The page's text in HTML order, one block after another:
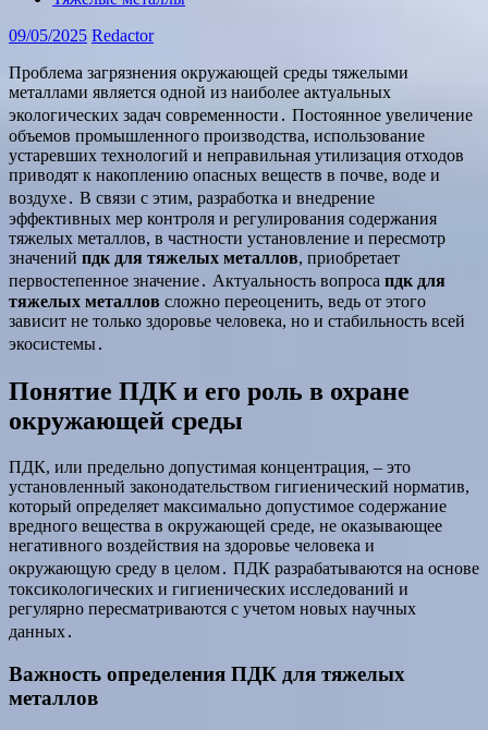
09/05/2025 Redactor
Проблема загрязнения окружающей среды тяжелыми
металлами является одной из наиболее актуальных
экологических задач современности․ Постоянное увеличение
объемов промышленного производства, использование
устаревших технологий и неправильная утилизация отходов
приводят к накоплению опасных веществ в почве, воде и
воздухе․ В связи с этим, разработка и внедрение
эффективных мер контроля и регулирования содержания
тяжелых металлов, в частности установление и пересмотр
значений пдк для тяжелых металлов, приобретает
первостепенное значение․ Актуальность вопроса пдк для
тяжелых металлов сложно переоценить, ведь от этого
зависит не только здоровье человека, но и стабильность всей
экосистемы․
Понятие ПДК и его роль в охране
окружающей среды
ПДК, или предельно допустимая концентрация, – это
установленный законодательством гигиенический норматив,
который определяет максимально допустимое содержание
вредного вещества в окружающей среде, не оказывающее
негативного воздействия на здоровье человека и
окружающую среду в целом․ ПДК разрабатываются на основе
токсикологических и гигиенических исследований и
регулярно пересматриваются с учетом новых научных
данных․
Важность определения ПДК для тяжелых
металлов